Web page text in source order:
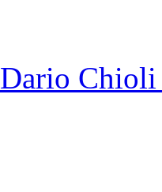
Dario Chioli